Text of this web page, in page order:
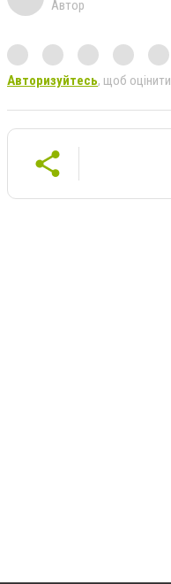
Автор
Авторизуйтесь, щоб оцінити